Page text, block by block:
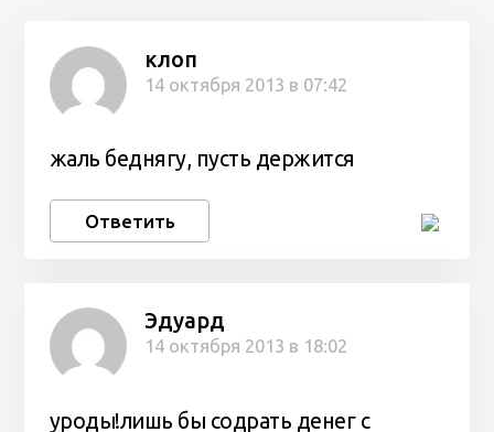
клоп
14 октября 2013 в 07:42
жаль беднягу, пусть держится
Ответить
Эдуард
14 октября 2013 в 18:02
уроды!лишь бы содрать денег с